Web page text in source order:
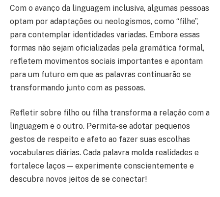
Com o avanço da linguagem inclusiva, algumas pessoas
optam por adaptações ou neologismos, como “filhe”,
para contemplar identidades variadas. Embora essas
formas não sejam oficializadas pela gramática formal,
refletem movimentos sociais importantes e apontam
para um futuro em que as palavras continuarão se
transformando junto com as pessoas.
Refletir sobre filho ou filha transforma a relação com a
linguagem e o outro. Permita-se adotar pequenos
gestos de respeito e afeto ao fazer suas escolhas
vocabulares diárias. Cada palavra molda realidades e
fortalece laços — experimente conscientemente e
descubra novos jeitos de se conectar!